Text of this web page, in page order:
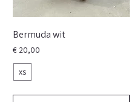
Bermuda wit
Prijs
€ 20,00
xs